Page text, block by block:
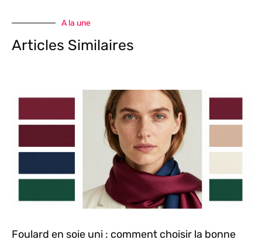
A la une
Articles Similaires
Foulard en soie uni : comment choisir la bonne